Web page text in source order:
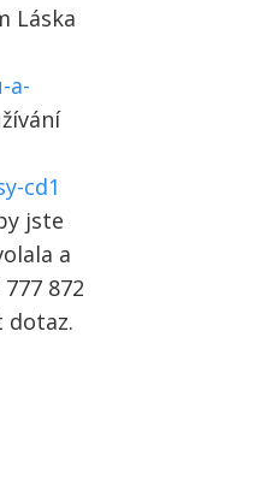
Láska
a-
cd1
jste
a
872
dotaz.